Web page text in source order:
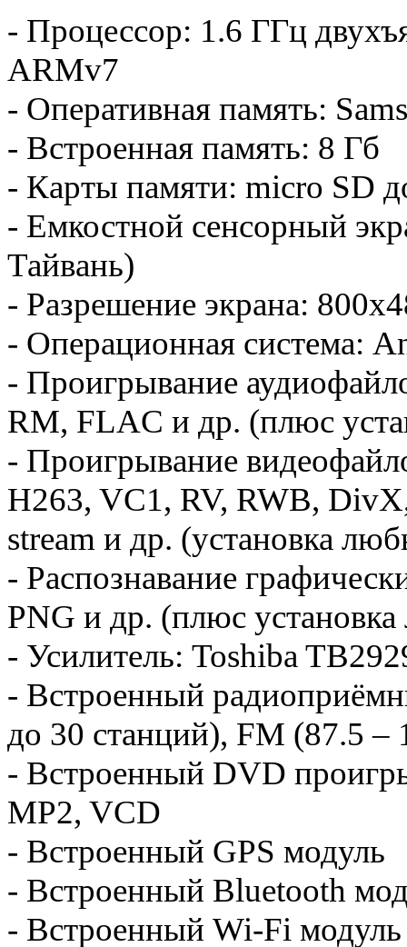
- Процессор: 1.6 ГГц
ARMv7
- Оперативная память:
- Встроенная память: 8 Гб
- Карты памяти: micro SD
- Емкостной сенсорный
Тайвань)
- Разрешение экрана:
- Операционная система:
- Проигрывание
RM, FLAC и др. (плюс
- Проигрывание
H263, VC1, RV, RWB,
stream и др. (установка
- Распознавание
PNG и др. (плюс
- Усилитель: Toshiba
- Встроенный
до 30 станций), FM (87.5
- Встроенный DVD
MP2, VCD
- Встроенный GPS модуль
- Встроенный Bluetooth
- Встроенный Wi-Fi модуль